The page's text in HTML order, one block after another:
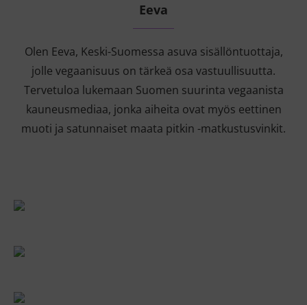
Eeva
Olen Eeva, Keski-Suomessa asuva sisällöntuottaja,
jolle vegaanisuus on tärkeä osa vastuullisuutta.
Tervetuloa lukemaan Suomen suurinta vegaanista
kauneusmediaa, jonka aiheita ovat myös eettinen
muoti ja satunnaiset maata pitkin -matkustusvinkit.